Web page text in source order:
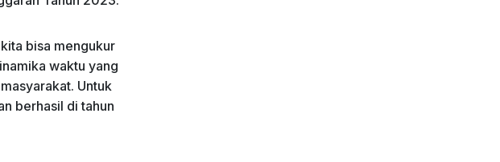
bisa mengukur
waktu yang
Untuk
berhasil di tahun